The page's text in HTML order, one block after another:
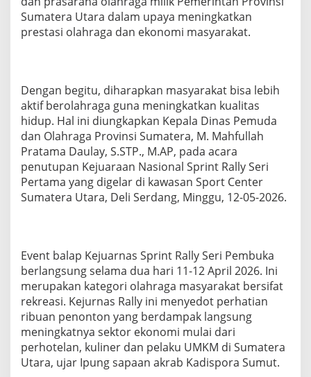
,
K
a
o
r
a
S
m
u
t
:
h
k
a
P
a
k
a
i
F
Sumatera Utara dalam upaya meningkatkan
prestasi olahraga dan ekonomi masyarakat.
Dengan begitu, diharapkan masyarakat bisa lebih
aktif berolahraga guna meningkatkan kualitas
hidup. Hal ini diungkapkan Kepala Dinas Pemuda
dan Olahraga Provinsi Sumatera, M. Mahfullah
Pratama Daulay, S.STP., M.AP, pada acara
penutupan Kejuaraan Nasional Sprint Rally Seri
Pertama yang digelar di kawasan Sport Center
Sumatera Utara, Deli Serdang, Minggu, 12-05-2026.
Event balap Kejuarnas Sprint Rally Seri Pembuka
berlangsung selama dua hari 11-12 April 2026. Ini
merupakan kategori olahraga masyarakat bersifat
rekreasi. Kejurnas Rally ini menyedot perhatian
ribuan penonton yang berdampak langsung
meningkatnya sektor ekonomi mulai dari
perhotelan, kuliner dan pelaku UMKM di Sumatera
Utara, ujar Ipung sapaan akrab Kadispora Sumut.